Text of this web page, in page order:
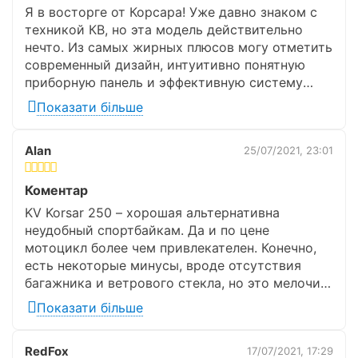
Посадкових місць 2
Вантажопідйомність 150 кг.
Максимальна
швидкість
120 км/год.
Головна передача
Вага 132 кг.
Сидіння 2х місне
Передній багажник Немає
Я в восторге от Корсара! Уже давно знаком с
техникой КВ, но эта модель действительно
нечто. Из самых жирных плюсов могу отметить
современный дизайн, интуитивно понятную
приборную панель и эффективную систему
охлаждения. Даже на высоких оборотах
движок не перегревается, поэтому можно
за рулем 4-5 часов.
Показати більше
Alan 25/07/2021, 23:01
Коментар
KV Korsar 250 – хорошая альтернативна
неудобный спортбайкам. Да и по цене
мотоцикл более чем привлекателен. Конечно,
есть некоторые минусы, вроде отсутствия
багажника и ветрового стекла, но это мелочи.
На дороге мотоцикл показывает себя только с
лучшей стороны, а это главное!
Показати більше
RedFox 17/07/2021, 17:29